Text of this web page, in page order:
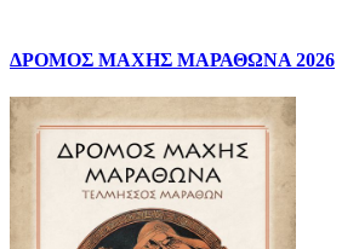
ΔΡΟΜΟΣ ΜΑΧΗΣ ΜΑΡΑΘΩΝΑ 2026